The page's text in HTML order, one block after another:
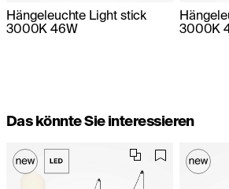
Hängeleuchte Light stick
3000K 46W
3000K
Das könnte Sie interessieren